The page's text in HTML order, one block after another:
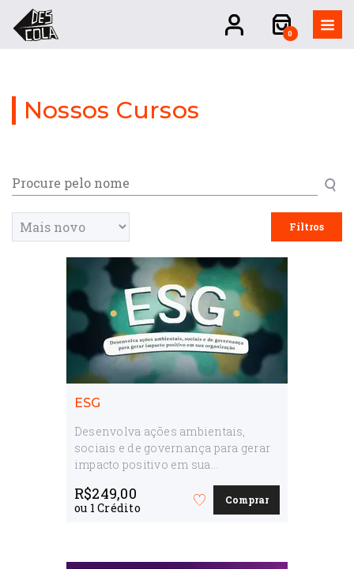
0
Nossos Cursos
Filtros
ESG
Desenvolva ações ambientais,
sociais e de governança para gerar
impacto positivo em sua
R$249,00
ou 1 Crédito
FavoriteComprar